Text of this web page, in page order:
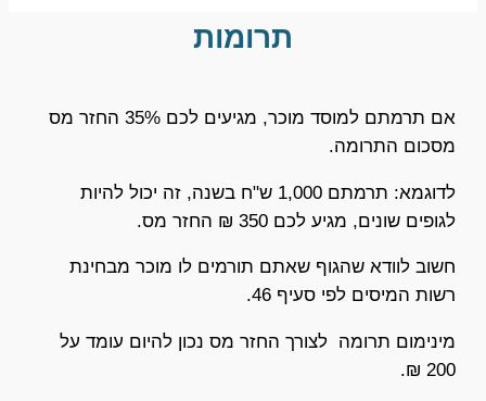
תרומות
אם תרמתם למוסד מוכר, מגיעים לכם 35% החזר מס
מסכום התרומה.
לדוגמא: תרמתם 1,000 ש"ח בשנה, זה יכול להיות
לגופים שונים, מגיע לכם 350 ₪ החזר מס.
חשוב לוודא שהגוף שאתם תורמים לו מוכר מבחינת
רשות המיסים לפי סעיף 46.
מינימום תרומה לצורך החזר מס נכון להיום עומד על
200 ₪.